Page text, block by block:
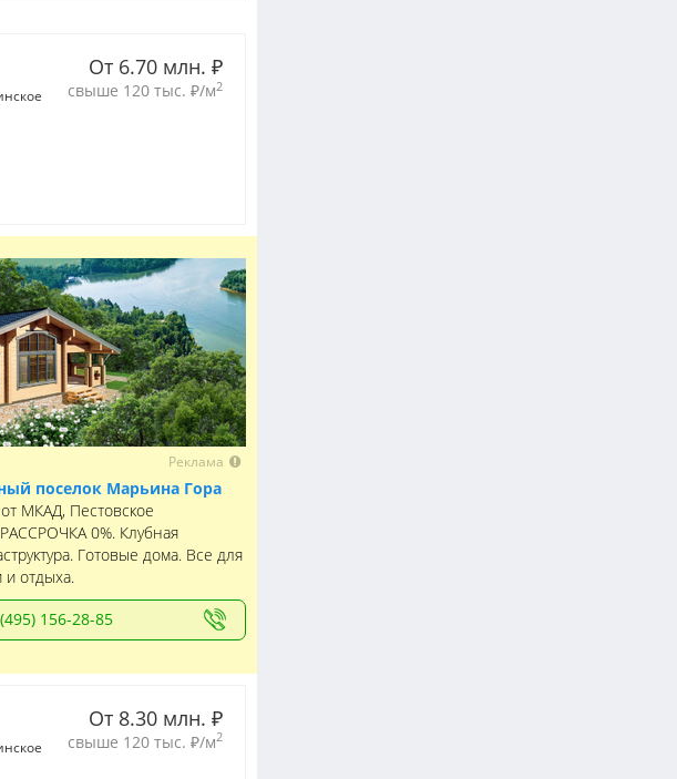
От 6.70 млн. ₽
свыше 120 тыс. ₽/м2
Реклама
поселок Марьина Гора
МКАД, Пестовское
0%. Клубная
Готовые дома. Все для
и отдыха.
156-28-85
От 8.30 млн. ₽
свыше 120 тыс. ₽/м2